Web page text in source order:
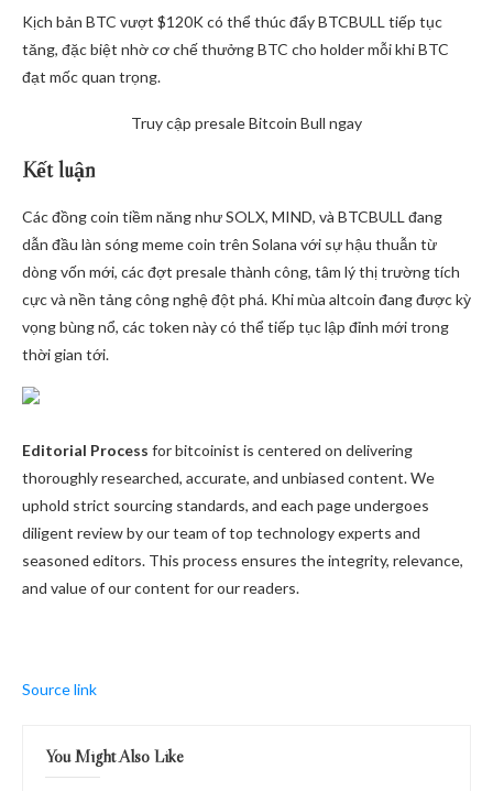
Kịch bản BTC vượt $120K có thể thúc đẩy BTCBULL tiếp tục
tăng, đặc biệt nhờ cơ chế thưởng BTC cho holder mỗi khi BTC
đạt mốc quan trọng.
Truy cập presale Bitcoin Bull ngay
Kết luận
Các đồng coin tiềm năng như SOLX, MIND, và BTCBULL đang
dẫn đầu làn sóng meme coin trên Solana với sự hậu thuẫn từ
dòng vốn mới, các đợt presale thành công, tâm lý thị trường tích
cực và nền tảng công nghệ đột phá. Khi mùa altcoin đang được kỳ
vọng bùng nổ, các token này có thể tiếp tục lập đỉnh mới trong
thời gian tới.
Editorial Process for bitcoinist is centered on delivering
thoroughly researched, accurate, and unbiased content. We
uphold strict sourcing standards, and each page undergoes
diligent review by our team of top technology experts and
seasoned editors. This process ensures the integrity, relevance,
and value of our content for our readers.
Source link
You Might Also Like